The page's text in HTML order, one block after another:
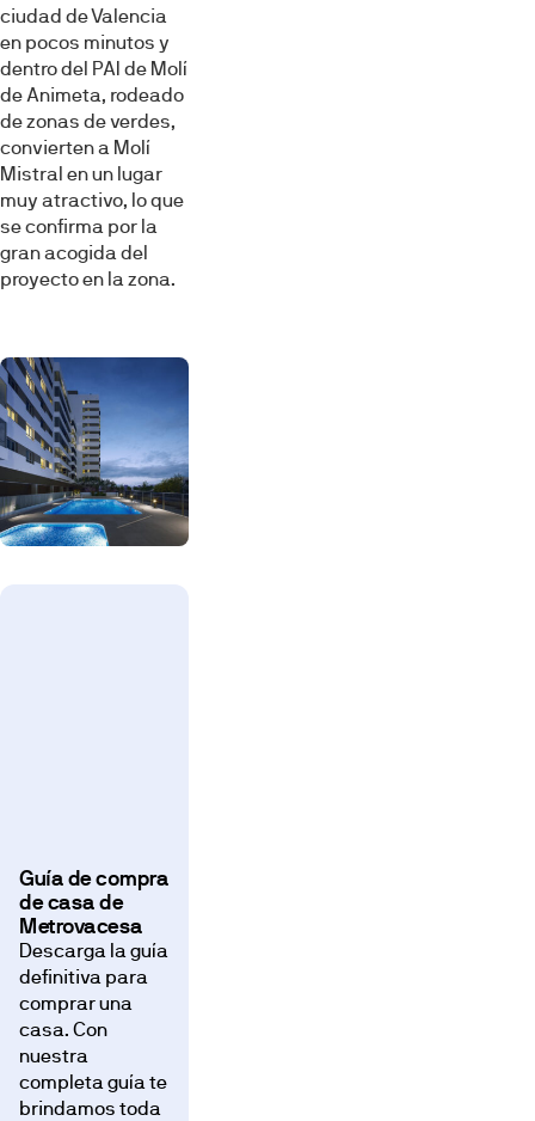
ciudad de Valencia
en pocos minutos y
dentro del PAI de Molí
de Animeta, rodeado
de zonas de verdes,
convierten a Molí
Mistral en un lugar
muy atractivo, lo que
se confirma por la
gran acogida del
proyecto en la zona.
Guía de compra
de casa de
Metrovacesa
Descarga la guía
definitiva para
comprar una
casa. Con
nuestra
completa guía te
brindamos toda